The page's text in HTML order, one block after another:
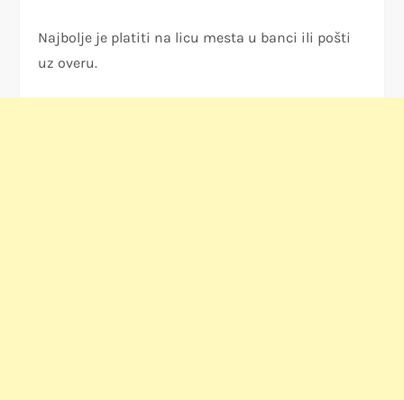
Najbolje je platiti na licu mesta u banci ili pošti
uz overu.